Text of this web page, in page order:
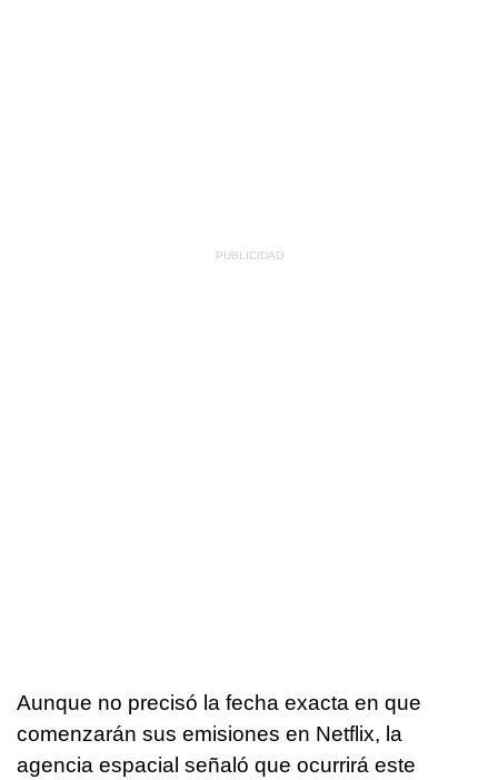
Aunque no precisó la fecha exacta en que
comenzarán sus emisiones en Netflix, la
agencia espacial señaló que ocurrirá este